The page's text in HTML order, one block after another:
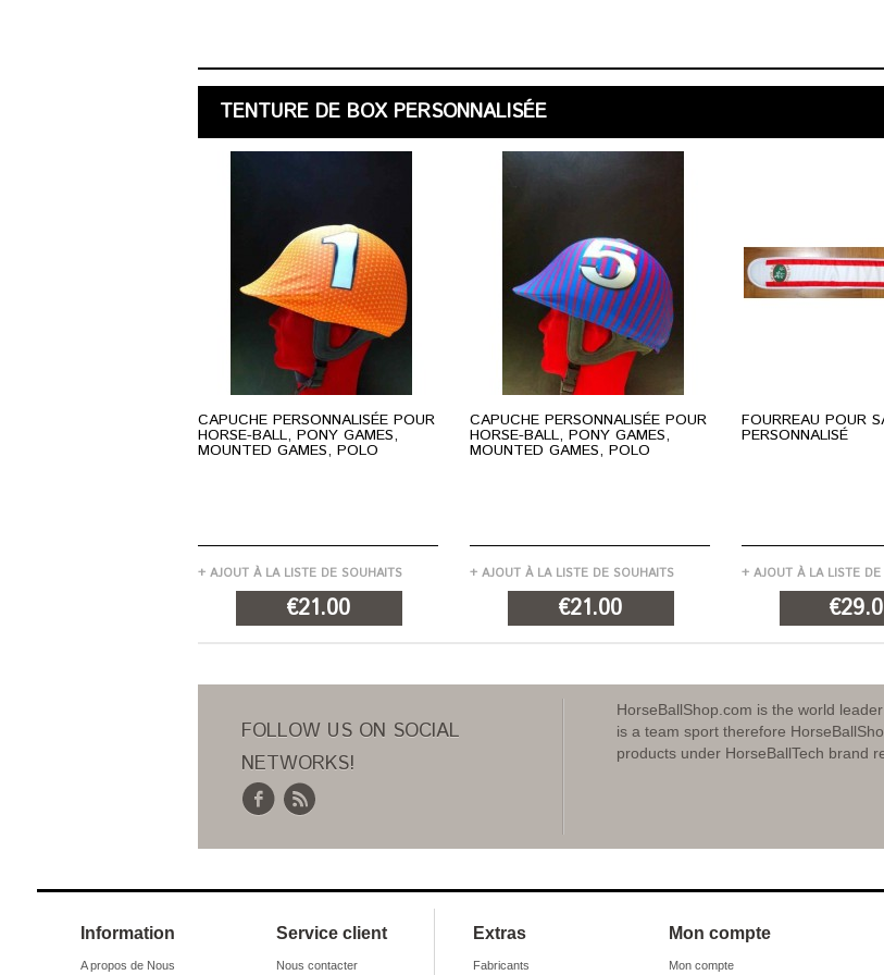
TENTURE DE BOX PERSONNALISÉE
CAPUCHE PERSONNALISÉE POUR
HORSE-BALL, PONY GAMES,
MOUNTED GAMES, POLO
+ AJOUT À LA LISTE DE SOUHAITS
€21.00
CAPUCHE PERSONNALISÉE POUR
HORSE-BALL, PONY GAMES,
MOUNTED GAMES, POLO
+ AJOUT À LA LISTE DE SOUHAITS
€21.00
FOURREAU POUR
PERSONNALISÉ
+ AJOUT À LA LISTE
FOLLOW US ON SOCIAL
NETWORKS!
HorseBallShop.com is the world
is a team sport therefore
products under HorseBallTech brand
Information
A propos de Nous
Service client
Nous contacter
Extras
Fabricants
Mon compte
Mon compte